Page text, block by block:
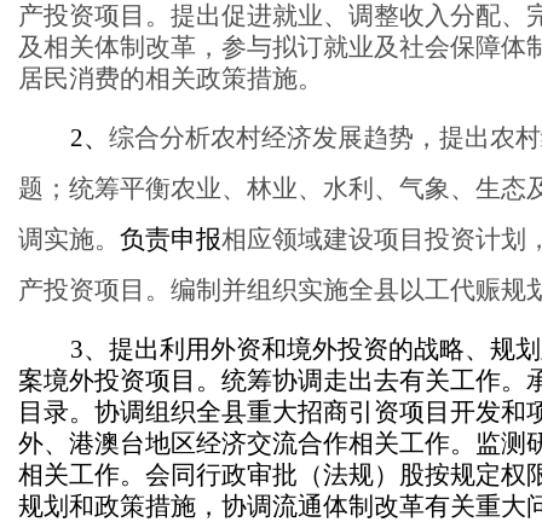
产投资项目。提出促进就业、调整收入分配
及相关体制改革，参与拟订就业及社会保障
居民消费的相关政策措施。
2、 综合分析农村经济发展趋势，提出农
题；统筹平衡农业、林业、水利、气象、生
调实施。 负责申报相应领域建设项目投资计划
产投资项目。编制并组织实施全县以工代赈
3、提出利用外资和境外投资的战略、规
案境外投资项目。统筹协调走出去有关工作
目录。协调组织全县重大招商引资项目开发
外、港澳台地区经济交流合作相关工作。监
相关工作。会同行政审批（法规）股按规定
规划和政策措施，协调流通体制改革有关重